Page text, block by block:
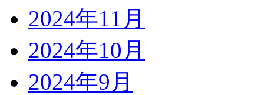
2024年11月
2024年10月
2024年9月